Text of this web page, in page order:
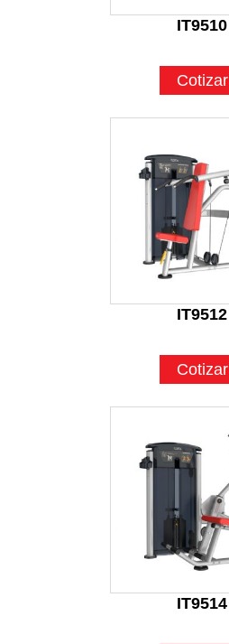
IT9510
Cotizar
IT9512
Cotizar
IT9514